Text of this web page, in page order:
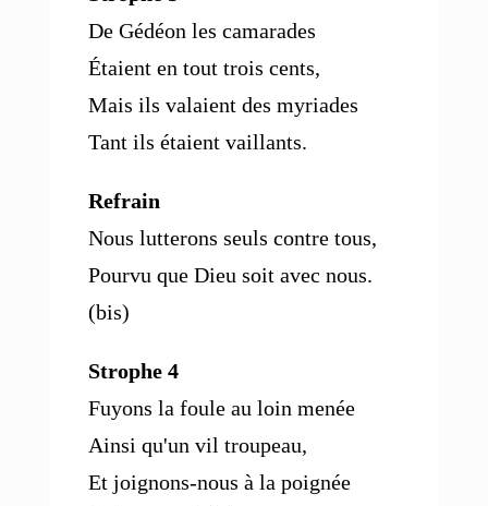
De Gédéon les camarades
Étaient en tout trois cents,
Mais ils valaient des myriades
Tant ils étaient vaillants.
Refrain
Nous lutterons seuls contre tous,
Pourvu que Dieu soit avec nous.
(bis)
Strophe 4
Fuyons la foule au loin menée
Ainsi qu'un vil troupeau,
Et joignons-nous à la poignée